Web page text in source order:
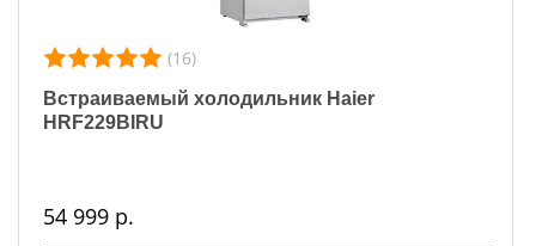
(16)
Встраиваемый холодильник Haier
HRF229BIRU
54 999 р.